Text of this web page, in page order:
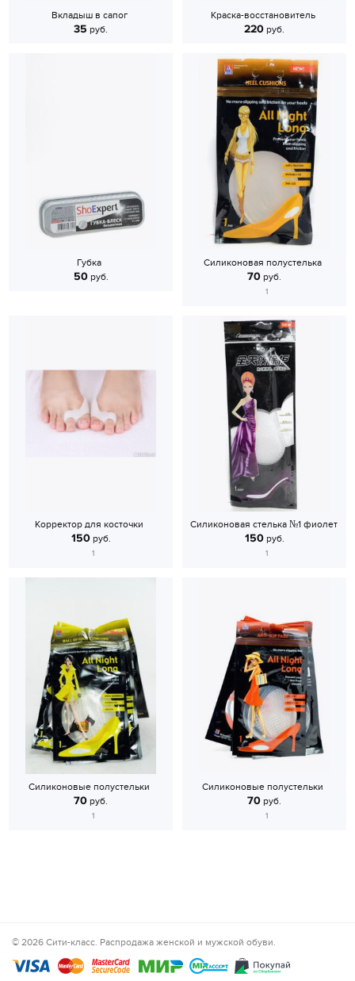
Вкладыш в сапог
35 руб.
Краска-восстановитель
220 руб.
Губка
50руб.
Силиконовая полустелька
70 руб.
1
Корректор для косточки
150руб.
1
Силиконовая стелька №1 фиолет
150руб.
1
Силиконовые полустельки
70 руб.
1
Силиконовые полустельки
70 руб.
1
© 2026 Сити-класс. Распродажа женской и мужской обуви.